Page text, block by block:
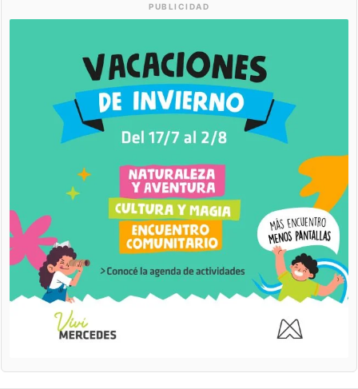
PUBLICIDAD